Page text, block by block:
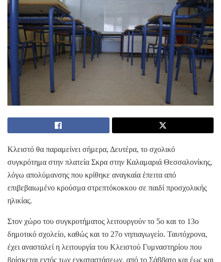
Κλειστό θα παραμείνει σήμερα, Δευτέρα, το σχολικό
συγκρότημα στην πλατεία Σκρα στην Καλαμαριά Θεσσαλονίκης,
λόγω απολύμανσης που κρίθηκε αναγκαία έπειτα από
επιβεβαιωμένο κρούσμα στρεπτόκοκκου σε παιδί προσχολικής
ηλικίας.
Στον χώρο του συγκροτήματος λειτουργούν το 5ο και το 13ο
δημοτικό σχολείο, καθώς και το 27ο νηπιαγωγείο. Ταυτόχρονα,
έχει ανασταλεί η λειτουργία του Κλειστού Γυμναστηρίου που
βρίσκεται εντός των εγκαταστάσεων, από το Σάββατο και έως και